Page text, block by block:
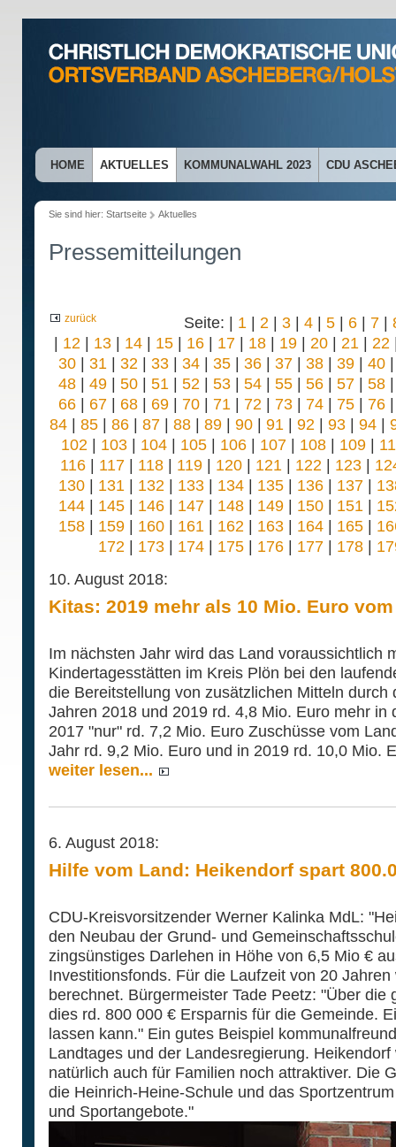
HOME AKTUELLES KOMMUNALWAHL 2023 CDU
Sie sind hier: Startseite Aktuelles
Pressemitteilungen
zurück Seite: | 1 | 2 | 3 | 4 | 5 | 6 | 7 |
| 12 | 13| 14| 15| 16| 17| 18| 19| 20| 21 | 22
30| 31 | 32 | 33| 34| 35| 36| 37| 38| 39| 40
48| 49| 50| 51 | 52 | 53| 54| 55| 56| 57| 58
66| 67| 68| 69| 70| 71 | 72 | 73| 74| 75| 76
84| 85| 86| 87| 88| 89| 90| 91 | 92 | 93| 94|
102 | 103 | 104 | 105 | 106 | 107 | 108 | 109 |
116| 117| 118| 119| 120| 121 | 122 | 123|
130| 131 | 132 | 133| 134| 135| 136| 137|
144| 145| 146| 147| 148| 149| 150| 151 |
158| 159| 160| 161 | 162 | 163| 164| 165|
172 | 173| 174| 175| 176| 177| 178|
10. August 2018:
Kitas: 2019 mehr als 10 Mio. Euro
Im nächsten Jahr wird das Land voraussichtlich
Kindertagesstätten im Kreis Plön bei den
die Bereitstellung von zusätzlichen Mitteln durch
Jahren 2018 und 2019 rd. 4,8 Mio. Euro mehr in
2017 "nur" rd. 7,2 Mio. Euro Zuschüsse vom
Jahr rd. 9,2 Mio. Euro und in 2019 rd. 10,0 Mio.
weiter lesen...
6. August 2018:
Hilfe vom Land: Heikendorf spart
CDU-Kreisvorsitzender Werner Kalinka MdL:
den Neubau der Grund- und
zingsünstiges Darlehen in Höhe von 6,5 Mio €
Investitionsfonds. Für die Laufzeit von 20
berechnet. Bürgermeister Tade Peetz: "Über die
dies rd. 800 000 € Ersparnis für die Gemeinde.
lassen kann." Ein gutes Beispiel
Landtages und der Landesregierung.
natürlich auch für Familien noch attraktiver. Die
die Heinrich-Heine-Schule und das
und Sportangebote."